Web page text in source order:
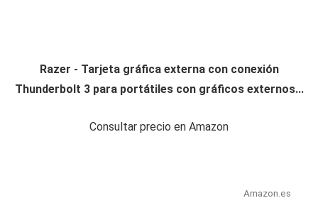
Razer - Tarjeta gráfica externa con conexión
Thunderbolt 3 para portátiles con gráficos externos...
Consultar precio en Amazon
Amazon.es